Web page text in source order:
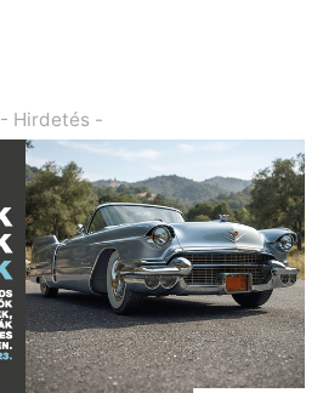
- Hirdetés -